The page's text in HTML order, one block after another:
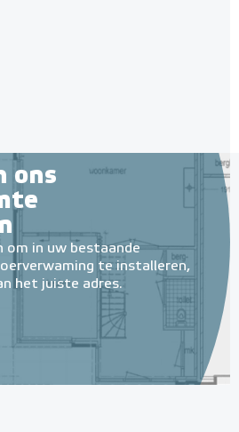
ons
in uw bestaande
te installeren,
het juiste adres.